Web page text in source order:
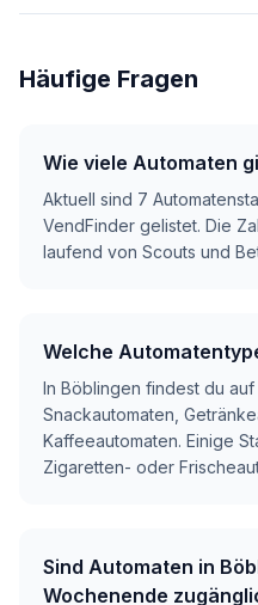
Häufige Fragen
Wie viele Automaten
Aktuell sind 7
VendFinder gelistet. Die
laufend von Scouts und
Welche
In Böblingen findest du
Snackautomaten,
Kaffeeautomaten. Einige
Zigaretten- oder
Sind Automaten in
Wochenende